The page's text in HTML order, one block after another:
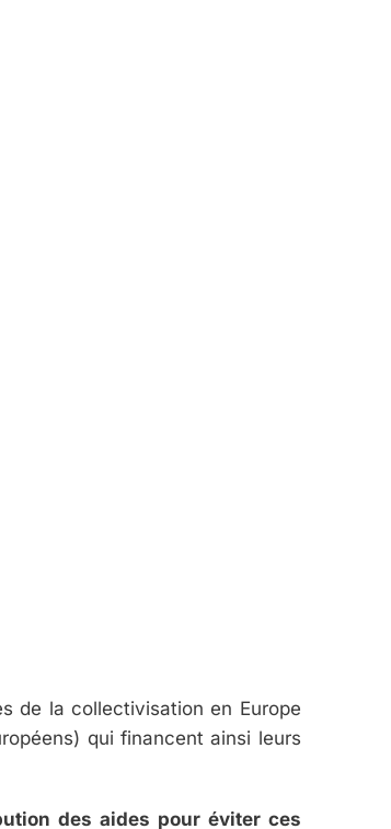
de la collectivisation en Europe
qui financent ainsi leurs
des aides pour éviter ces